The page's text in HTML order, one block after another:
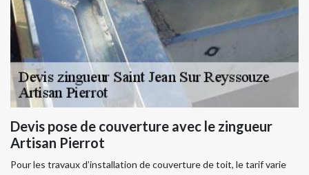
Devis pose de couverture avec le zingueur
Artisan Pierrot
Pour les travaux d’installation de couverture de toit, le tarif varie